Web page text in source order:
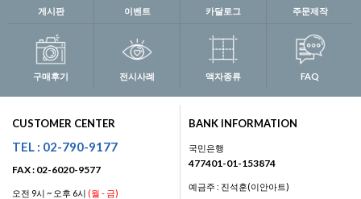
게시판 이벤트 카달로그 주문제작
구매후기 전시사례 액자종류 FAQ
CUSTOMER CENTER
TEL : 02-790-9177
FAX : 02-6020-9577
오전 9시 ~ 오후 6시 (월 - 금)
BANK INFORMATION
국민은행
477401-01-153874
예금주 : 진석훈(이안아트)